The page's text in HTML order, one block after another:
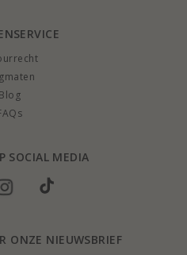
Blog
SOCIAL MEDIA
ONZE NIEUWSBRIEF